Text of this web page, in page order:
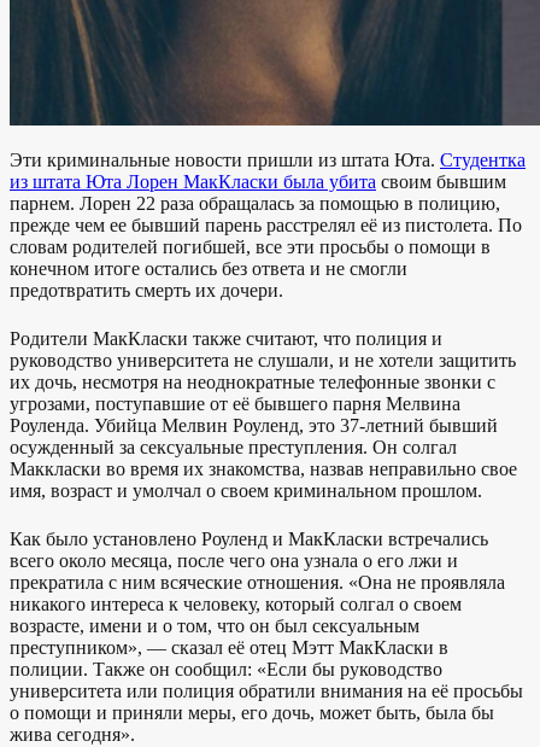
Эти криминальные новости пришли из штата Юта. Студентка
из штата Юта Лорен МакКласки была убита своим бывшим
парнем. Лорен 22 раза обращалась за помощью в полицию,
прежде чем ее бывший парень расстрелял её из пистолета. По
словам родителей погибшей, все эти просьбы о помощи в
конечном итоге остались без ответа и не смогли
предотвратить смерть их дочери.
Родители МакКласки также считают, что полиция и
руководство университета не слушали, и не хотели защитить
их дочь, несмотря на неоднократные телефонные звонки с
угрозами, поступавшие от её бывшего парня Мелвина
Роуленда. Убийца Мелвин Роуленд, это 37-летний бывший
осужденный за сексуальные преступления. Он солгал
Маккласки во время их знакомства, назвав неправильно свое
имя, возраст и умолчал о своем криминальном прошлом.
Как было установлено Роуленд и МакКласки встречались
всего около месяца, после чего она узнала о его лжи и
прекратила с ним всяческие отношения. «Она не проявляла
никакого интереса к человеку, который солгал о своем
возрасте, имени и о том, что он был сексуальным
преступником», — сказал её отец Мэтт МакКласки в
полиции. Также он сообщил: «Если бы руководство
университета или полиция обратили внимания на её просьбы
о помощи и приняли меры, его дочь, может быть, была бы
жива сегодня».